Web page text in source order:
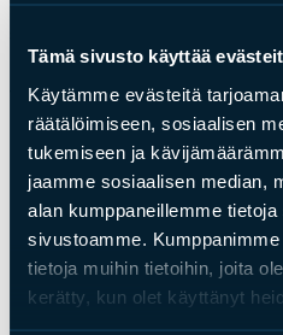
Tämä sivusto käyttää
Käytämme evästeitä
räätälöimiseen, sosiaalisen
tukemiseen ja
jaamme sosiaalisen median,
alan kumppaneillemme
sivustoamme.
tietoja muihin tietoihin, joita
kerätty, kun olet käyttänyt
tulisijat ovat edullisesti
vähäpäästöisiksi tulisijoiksi.
Saat­tai­sit ol­la
myös näis­tä